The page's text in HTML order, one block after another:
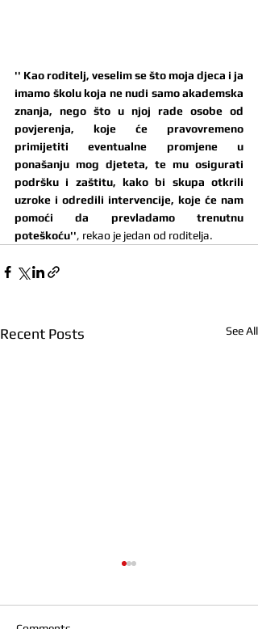
'' Kao roditelj, veselim se što moja djeca i ja
imamo školu koja ne nudi samo akademska
znanja, nego što u njoj rade osobe od
povjerenja, koje će pravovremeno
primijetiti eventualne promjene u
ponašanju mog djeteta, te mu osigurati
podršku i zaštitu, kako bi skupa otkrili
uzroke i odredili intervencije, koje će nam
pomoći da prevladamo trenutnu
poteškoću'', rekao je jedan od roditelja.
Recent Posts See All